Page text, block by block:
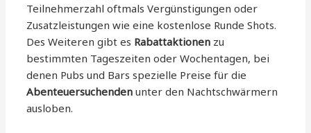
Teilnehmerzahl oftmals Vergünstigungen oder
Zusatzleistungen wie eine kostenlose Runde Shots.
Des Weiteren gibt es Rabattaktionen zu
bestimmten Tageszeiten oder Wochentagen, bei
denen Pubs und Bars spezielle Preise für die
Abenteuersuchenden unter den Nachtschwärmern
ausloben.